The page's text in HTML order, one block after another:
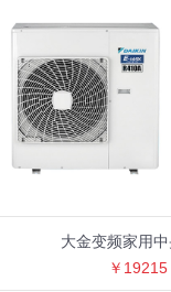
大金变频家用
￥19215